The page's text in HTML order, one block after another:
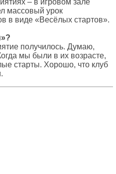
массовый урок
в виде «Весёлых стартов».
получилось. Думаю,
мы были в их возрасте,
старты. Хорошо, что клуб